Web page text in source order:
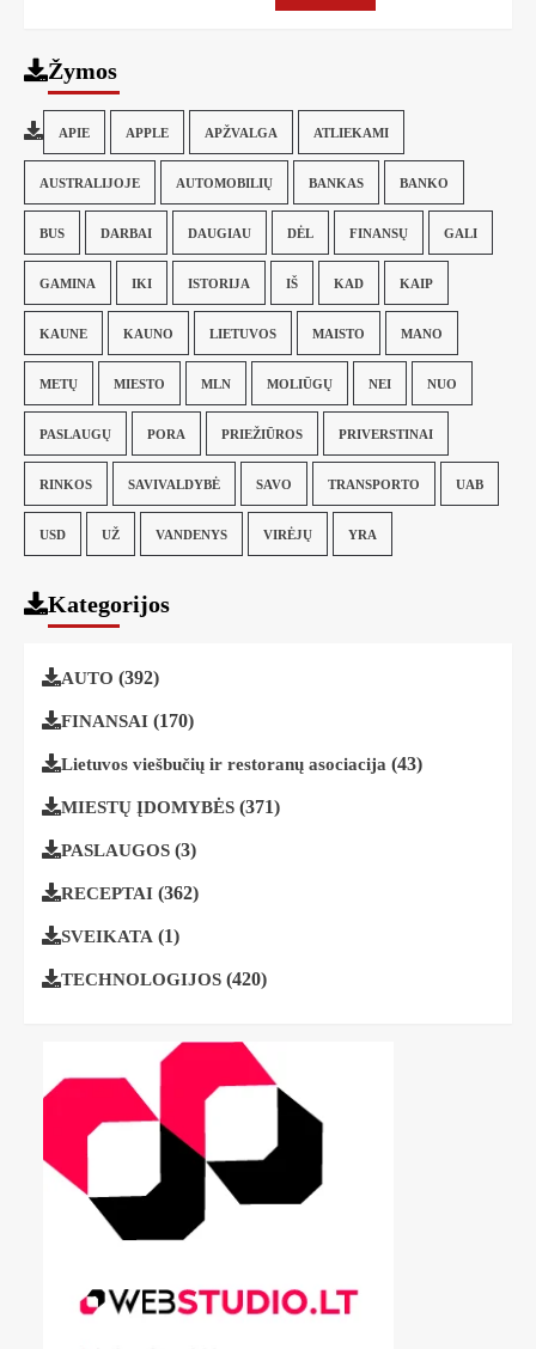
Žymos
APIE APPLE APŽVALGA ATLIEKAMI
AUSTRALIJOJE AUTOMOBILIŲ BANKAS BANKO
BUS DARBAI DAUGIAU DĖL FINANSŲ GALI
GAMINA IKI ISTORIJA IŠ KAD KAIP
KAUNE KAUNO LIETUVOS MAISTO MANO
METŲ MIESTO MLN MOLIŪGŲ NEI NUO
PASLAUGŲ PORA PRIEŽIŪROS PRIVERSTINAI
RINKOS SAVIVALDYBĖ SAVO TRANSPORTO UAB
USD UŽ VANDENYS VIRĖJŲ YRA
Kategorijos
AUTO (392)
FINANSAI (170)
Lietuvos viešbučių ir restoranų asociacija (43)
MIESTŲ ĮDOMYBĖS (371)
PASLAUGOS (3)
RECEPTAI (362)
SVEIKATA (1)
TECHNOLOGIJOS (420)